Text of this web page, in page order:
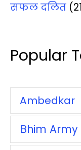
सफल दलित
Popular
Ambedkar
Bhim Army